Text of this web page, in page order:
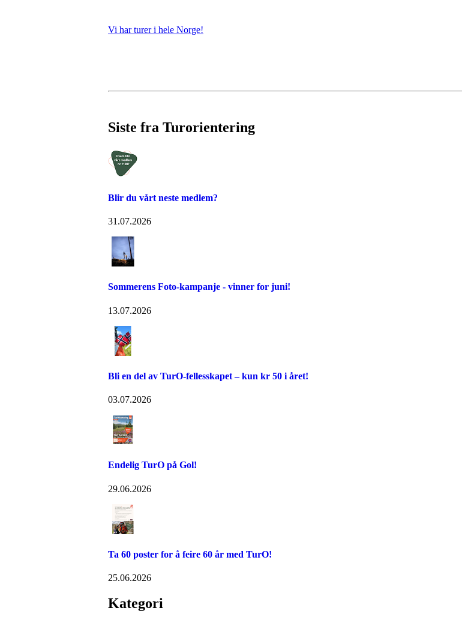
Vi har turer i hele Norge!
Siste fra Turorientering
Blir du vårt neste medlem?
31.07.2026
Sommerens Foto-kampanje - vinner for juni!
13.07.2026
Bli en del av TurO-fellesskapet – kun kr 50 i året!
03.07.2026
Endelig TurO på Gol!
29.06.2026
Ta 60 poster for å feire 60 år med TurO!
25.06.2026
Kategori